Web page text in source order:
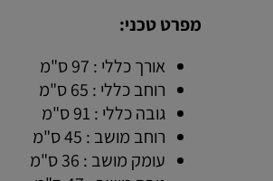
מפרט טכני:
אורך כללי : 97 ס"מ
רוחב כללי : 65 ס"מ
גובה כללי : 91 ס"מ
רוחב מושב : 45 ס"מ
עומק מושב : 36 ס"מ